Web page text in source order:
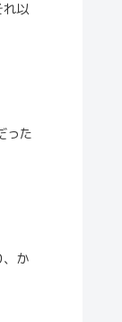
れ以
った
、か